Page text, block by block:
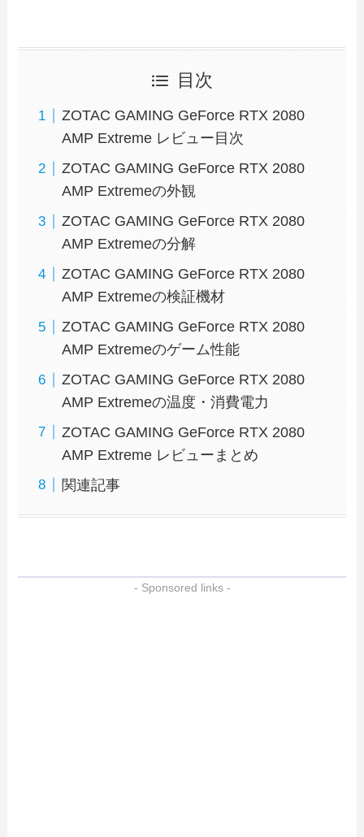
目次
ZOTAC GAMING GeForce RTX 2080
AMP Extreme レビュー目次
ZOTAC GAMING GeForce RTX 2080
AMP Extremeの外観
ZOTAC GAMING GeForce RTX 2080
AMP Extremeの分解
ZOTAC GAMING GeForce RTX 2080
AMP Extremeの検証機材
ZOTAC GAMING GeForce RTX 2080
AMP Extremeのゲーム性能
ZOTAC GAMING GeForce RTX 2080
AMP Extremeの温度・消費電力
ZOTAC GAMING GeForce RTX 2080
AMP Extreme レビューまとめ
関連記事
- Sponsored links -